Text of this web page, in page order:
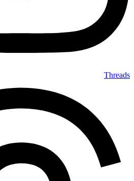
Threads